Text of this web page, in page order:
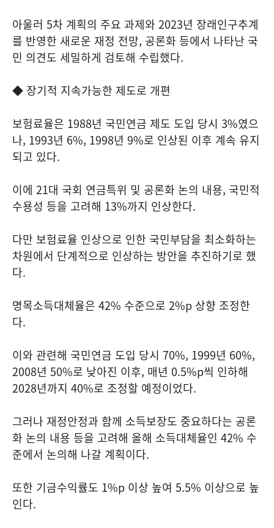
아울러 5차 계획의 주요 과제와 2023년 장래인구추계
를 반영한 새로운 재정 전망, 공론화 등에서 나타난 국
민 의견도 세밀하게 검토해 수립했다.
◆ 장기적 지속가능한 제도로 개편
보험료율은 1988년 국민연금 제도 도입 당시 3%였으
나, 1993년 6%, 1998년 9%로 인상된 이후 계속 유지
되고 있다.
이에 21대 국회 연금특위 및 공론화 논의 내용, 국민적
수용성 등을 고려해 13%까지 인상한다.
다만 보험료율 인상으로 인한 국민부담을 최소화하는
차원에서 단계적으로 인상하는 방안을 추진하기로 했
다.
명목소득대체율은 42% 수준으로 2%p 상향 조정한
다.
이와 관련해 국민연금 도입 당시 70%, 1999년 60%,
2008년 50%로 낮아진 이후, 매년 0.5%p씩 인하해
2028년까지 40%로 조정할 예정이었다.
그러나 재정안정과 함께 소득보장도 중요하다는 공론
화 논의 내용 등을 고려해 올해 소득대체율인 42% 수
준에서 논의해 나갈 계획이다.
또한 기금수익률도 1%p 이상 높여 5.5% 이상으로 높
인다.